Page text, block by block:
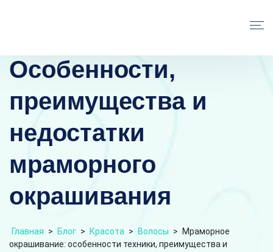
Особенности,
преимущества и
недостатки
мраморного
окрашивания
Главная > Блог > Красота > Волосы >
Мраморное
окрашивание: особенности техники, преимущества и